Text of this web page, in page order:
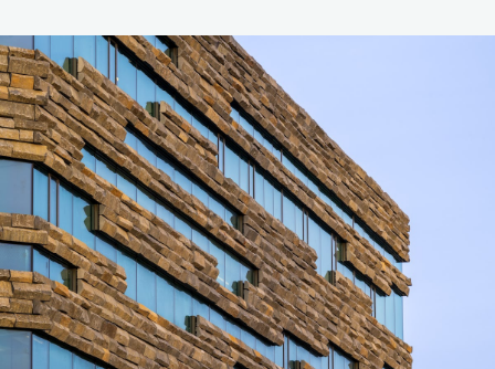
Þann 28. maí sl. tilkynnti Samkeppniseftirlitið
að stofnunin hefði lokið rannsókn á kaupunum
og teldi ekki tilefni til frekari rannsóknar eða
íhlutunar.